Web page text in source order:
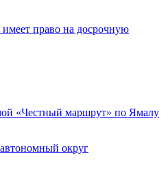
право на досрочную
«Честный маршрут» по Ямалу
округ